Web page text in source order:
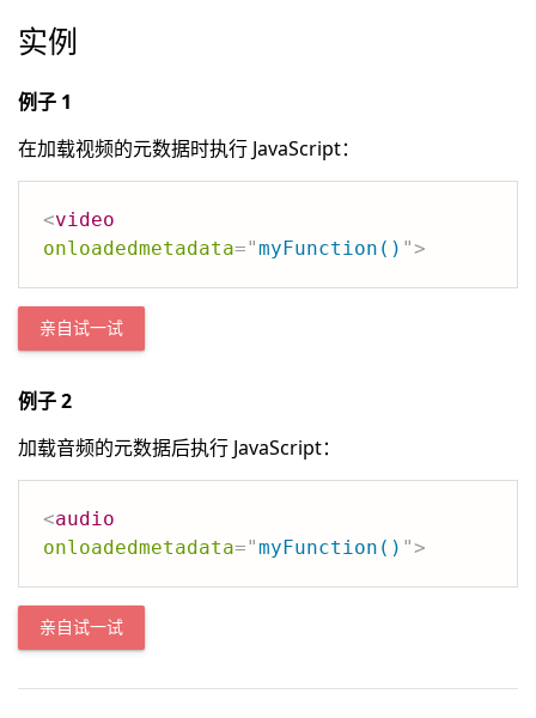
实例
例子 1
在加载视频的元数据时执行 JavaScript：
<video
onloadedmetadata="myFunction() ">
亲自试一试
例子 2
加载音频的元数据后执行 JavaScript：
<audio
onloadedmetadata="myFunction() ">
亲自试一试